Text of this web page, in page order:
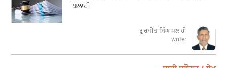
ਪਲਾਹੀ
ਗੁਰਮੀਤ ਸਿੰਘ ਪਲਾਹੀ
writer